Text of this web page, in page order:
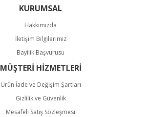
KURUMSAL
Hakkımızda
İletişim Bilgilerimiz
Bayilik Başvurusu
MÜŞTERİ HİZMETLERİ
Ürün İade ve Değişim Şartları
Gizlilik ve Güvenlik
Mesafeli Satış Sözleşmesi